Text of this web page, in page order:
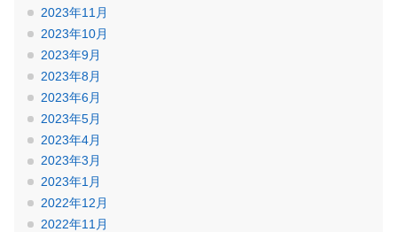
2023年11月
2023年10月
2023年9月
2023年8月
2023年6月
2023年5月
2023年4月
2023年3月
2023年1月
2022年12月
2022年11月